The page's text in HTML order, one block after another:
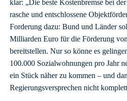
klar: „Die beste Kostenbremse bei
rasche und entschlossene
Forderung dazu: Bund und Länder
Milliarden Euro für die Förderung
bereitstellen. Nur so könne es
100.000 Sozialwohnungen pro Jahr
ein Stück näher zu kommen – und
Regierungsversprechen nicht